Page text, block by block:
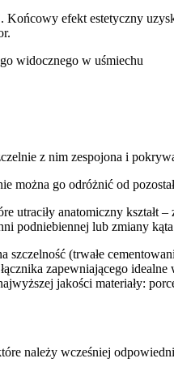
Końcowy efekt estetyczny
widocznego w uśmiechu
z nim zespojona i
można go odróżnić od
utraciły anatomiczny kształt
podniebiennej lub zmiany
(trwałe
zapewniającego idealne
jakości materiały:
należy wcześniej